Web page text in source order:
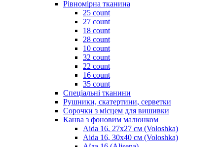
Рівномірна тканина
25 count
27 count
18 count
28 count
10 count
32 count
22 count
16 count
35 count
Спеціальні тканини
Рушники, скатертини, серветки
Сорочки з місцем для вишивки
Канва з фоновим малюнком
Aida 16, 27х27 см (Voloshka)
Aida 16, 30х40 см (Voloshka)